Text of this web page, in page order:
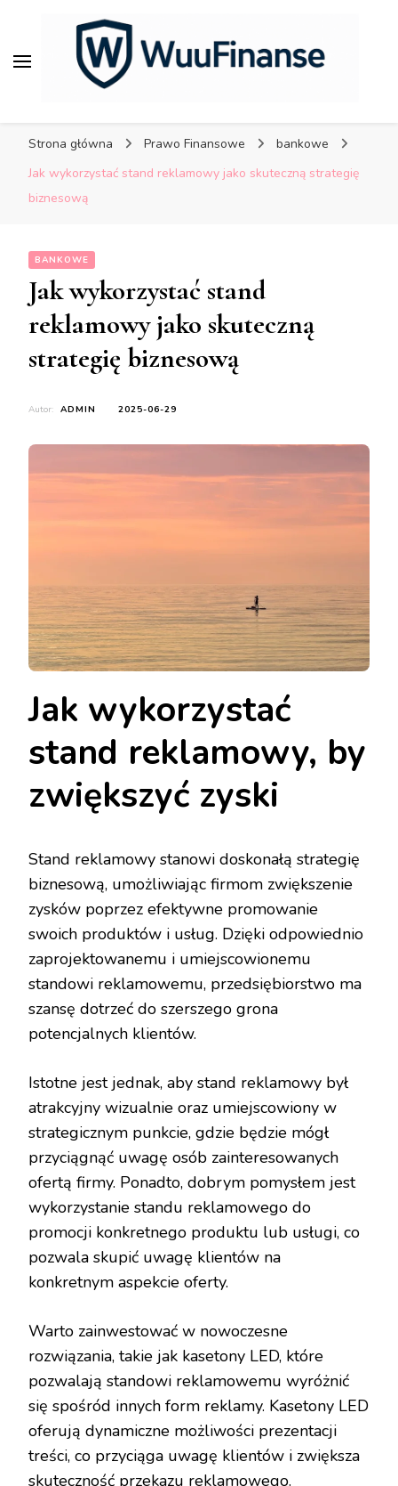
porady dla bezpiecznych
finansów.
porady dla bezpiecznych
finansów.
Strona główna Prawo Finansowe
bankowe
Jak wykorzystać stand reklamowy jako skuteczną strategię
biznesową
BANKOWE
Jak wykorzystać stand
reklamowy jako skuteczną
strategię biznesową
Autor: ADMIN 2025-06-29
Jak wykorzystać
stand reklamowy, by
zwiększyć zyski
Stand reklamowy stanowi doskonałą strategię
biznesową, umożliwiając firmom zwiększenie
zysków poprzez efektywne promowanie
swoich produktów i usług. Dzięki odpowiednio
zaprojektowanemu i umiejscowionemu
standowi reklamowemu, przedsiębiorstwo ma
szansę dotrzeć do szerszego grona
potencjalnych klientów.
Istotne jest jednak, aby stand reklamowy był
atrakcyjny wizualnie oraz umiejscowiony w
strategicznym punkcie, gdzie będzie mógł
przyciągnąć uwagę osób zainteresowanych
ofertą firmy. Ponadto, dobrym pomysłem jest
wykorzystanie standu reklamowego do
promocji konkretnego produktu lub usługi, co
pozwala skupić uwagę klientów na
konkretnym aspekcie oferty.
Warto zainwestować w nowoczesne
rozwiązania, takie jak kasetony LED, które
pozwalają standowi reklamowemu wyróżnić
się spośród innych form reklamy. Kasetony LED
oferują dynamiczne możliwości prezentacji
treści, co przyciąga uwagę klientów i zwiększa
skuteczność przekazu reklamowego.